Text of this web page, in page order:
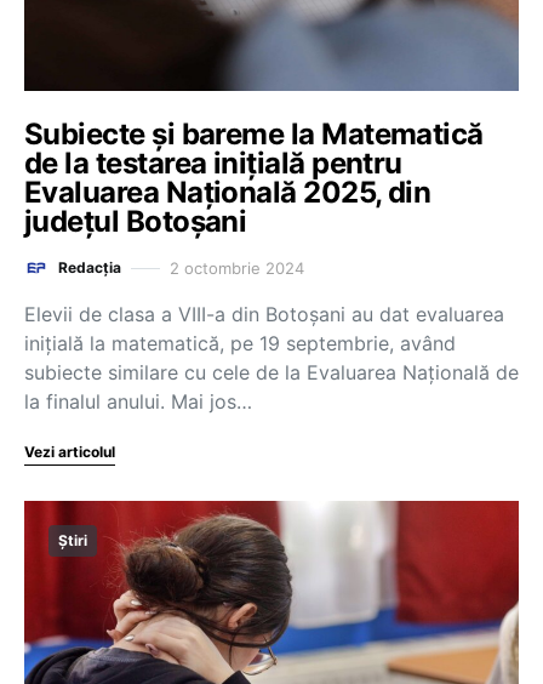
Subiecte și bareme la Matematică
de la testarea inițială pentru
Evaluarea Națională 2025, din
județul Botoșani
Redacția 2 octombrie 2024
Elevii de clasa a VIII-a din Botoșani au dat evaluarea
inițială la matematică, pe 19 septembrie, având
subiecte similare cu cele de la Evaluarea Națională de
la finalul anului. Mai jos…
Vezi articolul
Știri